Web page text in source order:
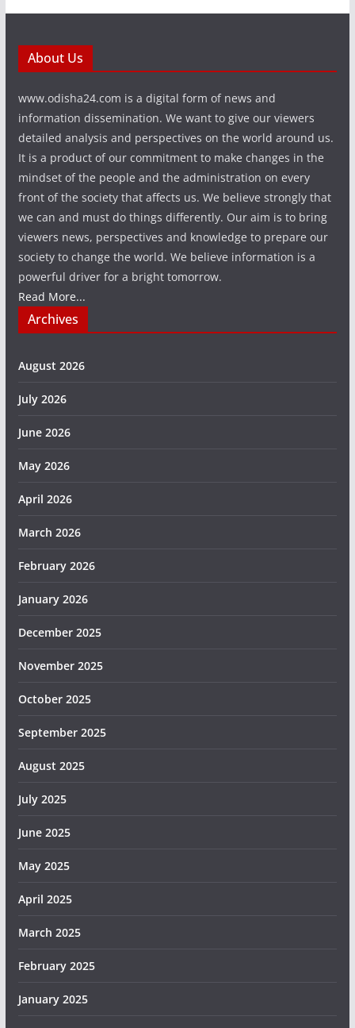
About Us
www.odisha24.com is a digital form of news and
information dissemination. We want to give our viewers
detailed analysis and perspectives on the world around us.
It is a product of our commitment to make changes in the
mindset of the people and the administration on every
front of the society that affects us. We believe strongly that
we can and must do things differently. Our aim is to bring
viewers news, perspectives and knowledge to prepare our
society to change the world. We believe information is a
powerful driver for a bright tomorrow.
Read More...
Archives
August 2026
July 2026
June 2026
May 2026
April 2026
March 2026
February 2026
January 2026
December 2025
November 2025
October 2025
September 2025
August 2025
July 2025
June 2025
May 2025
April 2025
March 2025
February 2025
January 2025